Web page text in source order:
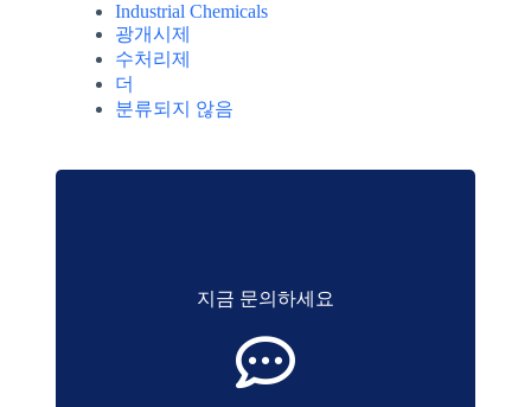
Industrial Chemicals
광개시제
수처리제
더
분류되지 않음
지금 문의하세요